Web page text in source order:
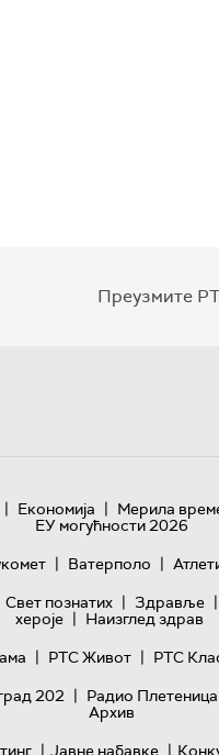
Преузмите
| Економија | Мерила
ЕУ могућности 2026
| Ватерполо |
Свет познатих | Здравље |
хероје | Наизглед здрав
| РТС Живот | РТС
202 | Радио Плетеница
Архив
| Јавне набавке |